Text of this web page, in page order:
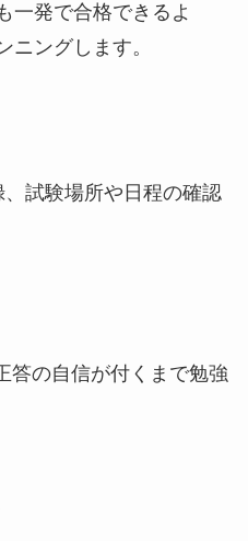
一発で合格できるよ
ニングします。
試験場所や日程の確認
答の自信が付くまで勉強